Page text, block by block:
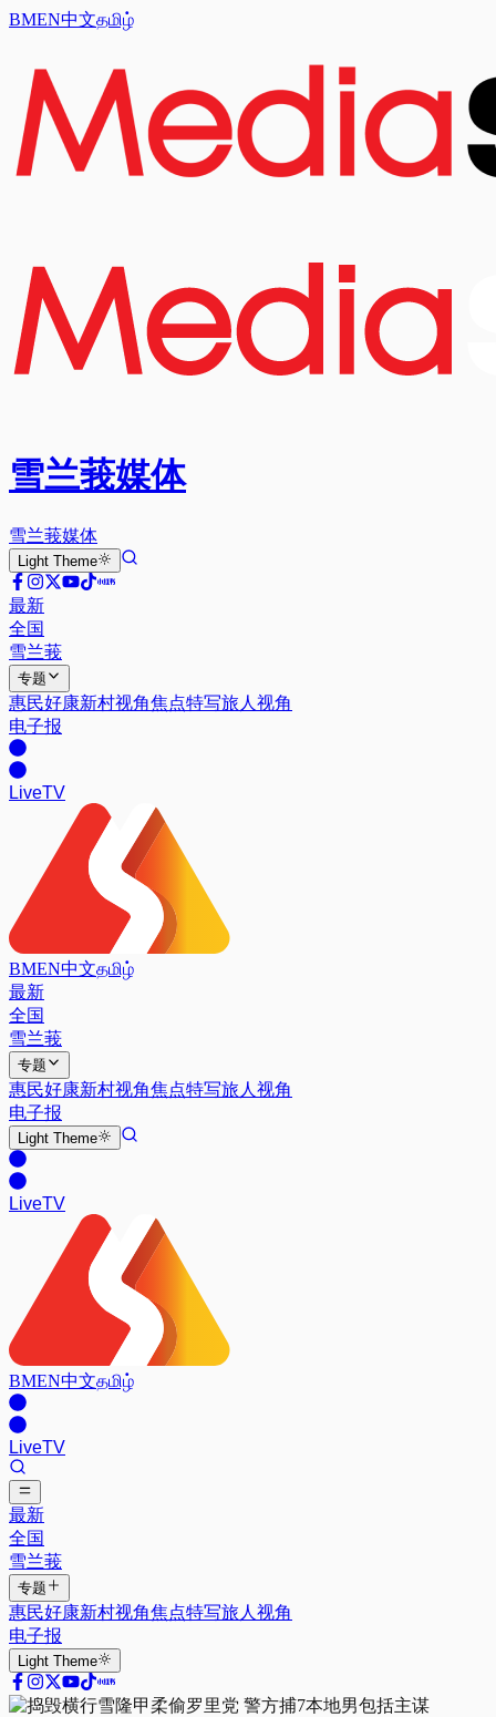
BMEN中文தமிழ்
雪兰莪媒体
雪兰莪媒体
Light Theme
最新
全国
雪兰莪
专题
惠民好康新村视角焦点特写旅人视角
电子报
LiveTV
BMEN中文தமிழ்
最新
全国
雪兰莪
专题
惠民好康新村视角焦点特写旅人视角
电子报
Light Theme
LiveTV
BMEN中文தமிழ்
LiveTV
最新
全国
雪兰莪
专题
惠民好康新村视角焦点特写旅人视角
电子报
Light Theme